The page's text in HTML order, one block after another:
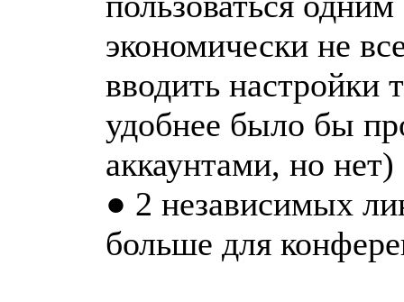
экономически не
вводить настройки
удобнее было бы
аккаунтами, но нет)
● 2 независимых
больше для